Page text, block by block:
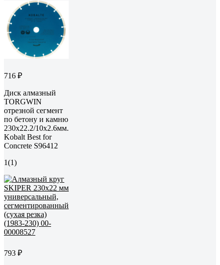
716 ₽
Диск алмазный
TORGWIN
отрезной сегмент
по бетону и камню
230x22.2/10x2.6мм.
Kobalt Best for
Concrete S96412
1(1)
793 ₽